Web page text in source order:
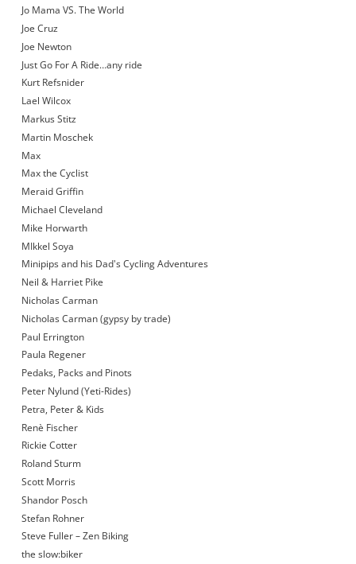
Jo Mama VS. The World
Joe Cruz
Joe Newton
Just Go For A Ride…any ride
Kurt Refsnider
Lael Wilcox
Markus Stitz
Martin Moschek
Max
Max the Cyclist
Meraid Griffin
Michael Cleveland
Mike Horwarth
MIkkel Soya
Minipips and his Dad's Cycling Adventures
Neil & Harriet Pike
Nicholas Carman
Nicholas Carman (gypsy by trade)
Paul Errington
Paula Regener
Pedaks, Packs and Pinots
Peter Nylund (Yeti-Rides)
Petra, Peter & Kids
Renè Fischer
Rickie Cotter
Roland Sturm
Scott Morris
Shandor Posch
Stefan Rohner
Steve Fuller – Zen Biking
the slow:biker